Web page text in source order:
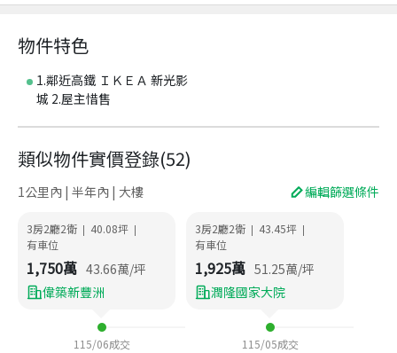
物件特色
1.鄰近高鐵 ＩＫＥＡ 新光影
城 2.屋主惜售
類似物件實價登錄(52)
1公里內 | 半年內 | 大樓 編輯篩選條件
3房2廳2衛 | 40.08坪 |
有車位
1,750萬 43.66萬/坪
偉築新豐洲
115/06成交
3房2廳2衛 | 43.45坪 |
有車位
1,925萬 51.25萬/坪
潤隆國家大院
115/05成交